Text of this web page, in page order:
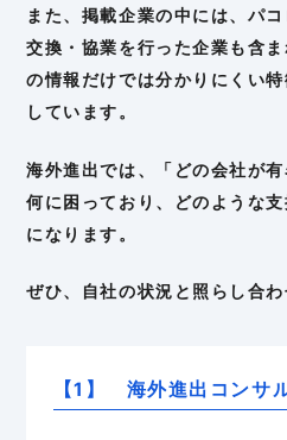
また、掲載企業の中には、パ
交換・協業を行った企業も含
の情報だけでは分かりにくい
しています。
海外進出では、「どの会社が
何に困っており、どのような
になります。
ぜひ、自社の状況と照らし合わ
【1】 海外進出コンサ